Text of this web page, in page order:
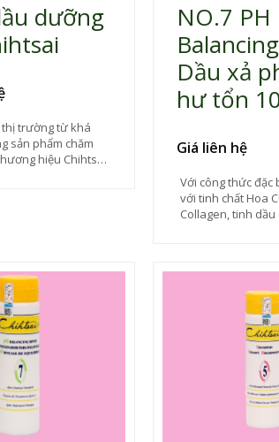
dưỡng
thị trường từ khá
sản phẩm chăm
hiệu Chihtsai
tóc bị hư tổn do
tạo kiểu hay tiếp
hiện nay.
NO.7 PH
Dầu xả
hư tổn
Giá liên hệ
Với công thức đặc
với tinh chất Hoa
Collagen, tinh